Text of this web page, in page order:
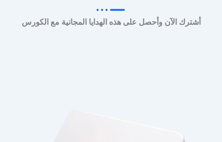
أشترك الآن وأحصل على هذه الهدايا المجانية مع الكورس